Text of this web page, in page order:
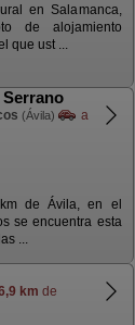
en Salamanca,
de alojamiento
que ust ...
(Ávila)
a
de Ávila, en el
se encuentra esta
...
km de